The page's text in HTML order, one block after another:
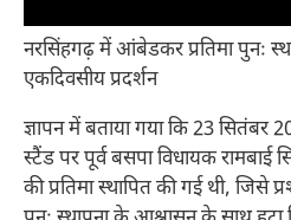
नरसिंहगढ़ में आंबेडकर प्रतिमा पुनः
एकदिवसीय प्रदर्शन
ज्ञापन में बताया गया कि 23 सितंबर
स्टैंड पर पूर्व बसपा विधायक रामबाई
की प्रतिमा स्थापित की गई थी, जिसे